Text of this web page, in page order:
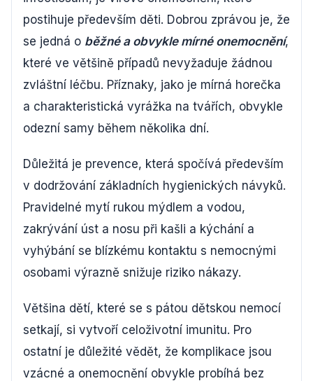
postihuje především děti. Dobrou zprávou je, že
se jedná o běžné a obvykle mírné onemocnění,
které ve většině případů nevyžaduje žádnou
zvláštní léčbu. Příznaky, jako je mírná horečka
a charakteristická vyrážka na tvářích, obvykle
odezní samy během několika dní.
Důležitá je prevence, která spočívá především
v dodržování základních hygienických návyků.
Pravidelné mytí rukou mýdlem a vodou,
zakrývání úst a nosu při kašli a kýchání a
vyhýbání se blízkému kontaktu s nemocnými
osobami výrazně snižuje riziko nákazy.
Většina dětí, které se s pátou dětskou nemocí
setkají, si vytvoří celoživotní imunitu. Pro
ostatní je důležité vědět, že komplikace jsou
vzácné a onemocnění obvykle probíhá bez